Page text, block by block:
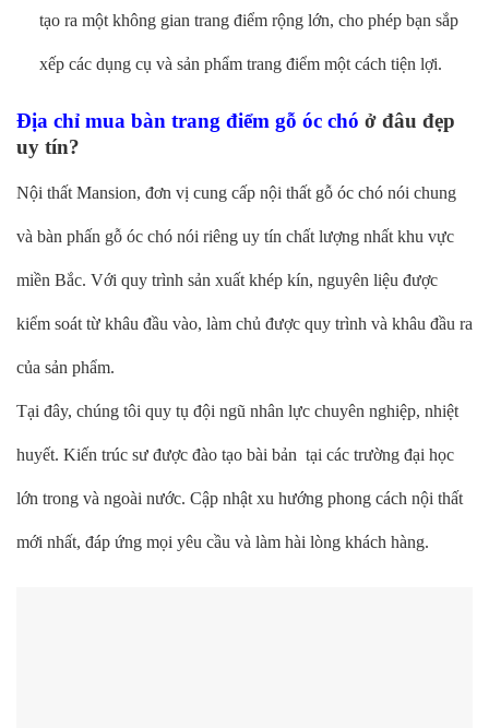
tạo ra một không gian trang điểm rộng lớn, cho phép bạn sắp
xếp các dụng cụ và sản phẩm trang điểm một cách tiện lợi.
Địa chỉ mua bàn trang điểm gỗ óc chó ở đâu đẹp
uy tín?
Nội thất Mansion, đơn vị cung cấp nội thất gỗ óc chó nói chung
và bàn phấn gỗ óc chó nói riêng uy tín chất lượng nhất khu vực
miền Bắc. Với quy trình sản xuất khép kín, nguyên liệu được
kiểm soát từ khâu đầu vào, làm chủ được quy trình và khâu đầu ra
của sản phẩm.
Tại đây, chúng tôi quy tụ đội ngũ nhân lực chuyên nghiệp, nhiệt
huyết. Kiến trúc sư được đào tạo bài bản tại các trường đại học
lớn trong và ngoài nước. Cập nhật xu hướng phong cách nội thất
mới nhất, đáp ứng mọi yêu cầu và làm hài lòng khách hàng.